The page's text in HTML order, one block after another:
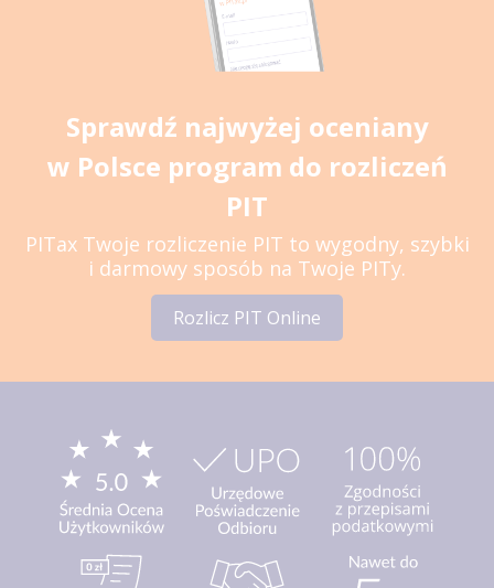
Sprawdź najwyżej oceniany
w Polsce program do rozliczeń
PIT
PITax Twoje rozliczenie PIT to wygodny, szybki
i darmowy sposób na Twoje PITy.
Rozlicz PIT Online